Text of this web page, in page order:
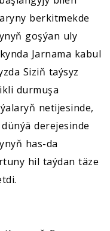
berkitmekde
goşýan uly
Jarnama kabul
Siziň taýsyz
durmuşa
netijesinde,
derejesinde
has-da
hil taýdan täze